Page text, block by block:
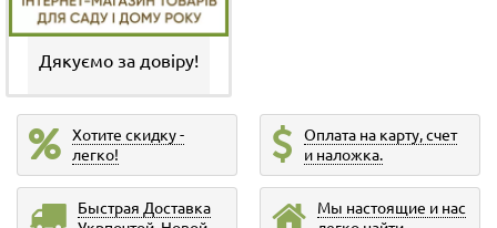
Дякуємо за довіру!
Хотите скидку -
легко!
Оплата на карту, счет
и наложка.
Быстрая Доставка
Мы настоящие и нас